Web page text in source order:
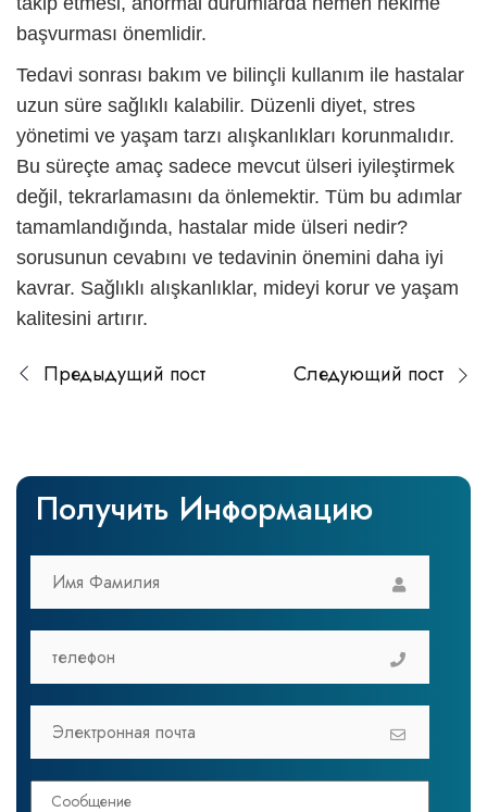
başvurması önemlidir.
Tedavi sonrası bakım ve bilinçli kullanım ile hastalar
uzun süre sağlıklı kalabilir. Düzenli diyet, stres
yönetimi ve yaşam tarzı alışkanlıkları korunmalıdır.
Bu süreçte amaç sadece mevcut ülseri iyileştirmek
değil, tekrarlamasını da önlemektir. Tüm bu adımlar
tamamlandığında, hastalar mide ülseri nedir?
sorusunun cevabını ve tedavinin önemini daha iyi
kavrar. Sağlıklı alışkanlıklar, mideyi korur ve yaşam
kalitesini artırır.
Предыдущий пост Следующий пост
Получить Информацию